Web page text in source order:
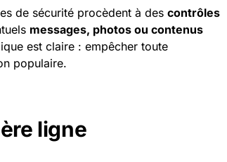
de sécurité procèdent à des contrôles
messages, photos ou contenus
est claire : empêcher toute
populaire.
ligne